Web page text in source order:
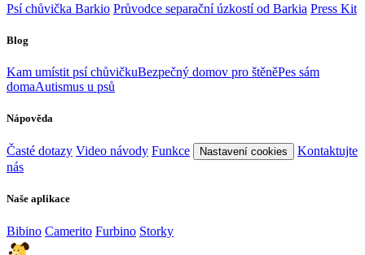
Psí chůvička Barkio Průvodce separační úzkostí od Barkia Press Kit
Blog
Kam umístit psí chůvičkuBezpečný domov pro štěněPes sám
domaAutismus u psů
Nápověda
Časté dotazy Video návody Funkce Nastavení cookies
Kontaktujte
nás
Naše aplikace
Bibino Camerito Furbino Storky